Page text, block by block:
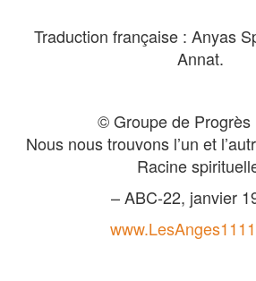
Traduction française : Anyas
Annat.
© Groupe de Progrès
Nous nous trouvons l’un et
Racine
– ABC-22, janvier